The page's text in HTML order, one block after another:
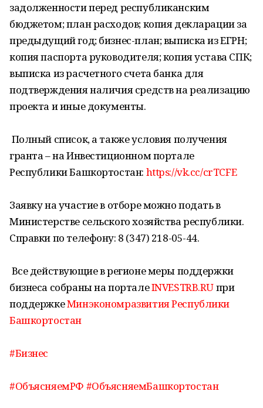
задолженности перед республиканским
бюджетом; план расходов; копия декларации за
предыдущий год; бизнес-план; выписка из ЕГРН;
копия паспорта руководителя; копия устава СПК;
выписка из расчетного счета банка для
подтверждения наличия средств на реализацию
проекта и иные документы.
Полный список, а также условия получения
гранта – на Инвестиционном портале
Республики Башкортостан: https://vk.cc/crTCFE
Заявку на участие в отборе можно подать в
Министерстве сельского хозяйства республики.
Справки по телефону: 8 (347) 218-05-44.
Все действующие в регионе меры поддержки
бизнеса собраны на порталеINVESTRB.RUпри
поддержкеМинэкономразвития Республики
Башкортостан
#Бизнес
#ОбъясняемРФ #ОбъясняемБашкортостан